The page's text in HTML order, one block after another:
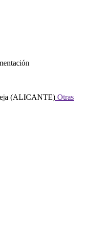
(ALICANTE) Otras